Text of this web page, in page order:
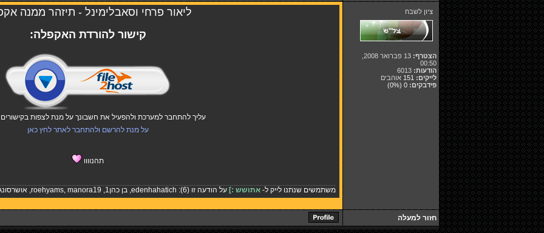
ציון לשבח
הצטרף:
00:50
הודעות:
לייקים: 151 אוהבים
פידבקים: 0
(0%)
ליאור פרחי וסאבלימינל - תיזהר ממנה
קישור להורדת האקפלה:
עליך להתחבר למערכת ולהפעיל את חשבונך על מנת לצפות בקישורים
על מנת להרשם ולהתחבר לאתר לחץ כאן
תהנוווו
משתמשים שנתנו לייק ל- אתושש :] על הודעה זו (6): edenhahatich
, בן כהן1 ,
roehyams, manora19
,
חזור למעלה